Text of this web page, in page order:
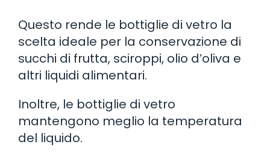
Questo rende le bottiglie di vetro la
scelta ideale per la conservazione di
succhi di frutta, sciroppi, olio d’oliva e
altri liquidi alimentari.
Inoltre, le bottiglie di vetro
mantengono meglio la temperatura
del liquido.